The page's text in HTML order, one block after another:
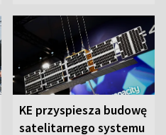
KE przyspiesza budowę
satelitarnego systemu